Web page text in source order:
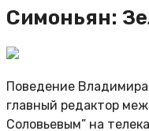
Симоньян:
Поведение Владимира
главный редактор
Соловьевым” на